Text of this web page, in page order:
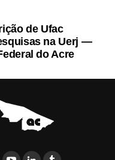
ambientais de
deve-se adotar
medidas que possam
89.2024.8.01.0000
de Ufac
na Uerj —
do Acre